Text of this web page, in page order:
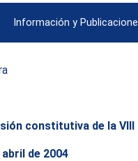
Información y
constitutiva de la VIII
abril de 2004